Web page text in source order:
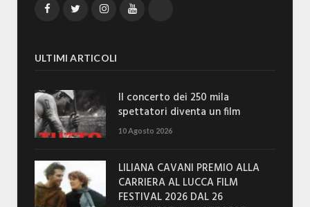
FacebookTwitterInstagramYouTube
ULTIMI ARTICOLI
Il concerto dei 250 mila
spettatori diventa un film
10 Agosto 2026
LILIANA CAVANI PREMIO ALLA
CARRIERA AL LUCCA FILM
FESTIVAL 2026 DAL 26